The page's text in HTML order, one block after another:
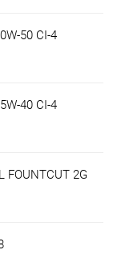
50 CI-4
40 CI-4
FOUNTCUT 2G